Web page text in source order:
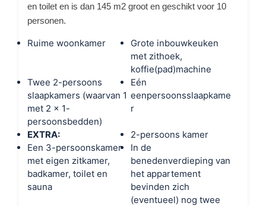
en toilet en is dan 145 m2 groot en geschikt voor 10
personen.
Ruime woonkamer
Grote inbouwkeuken
met zithoek,
koffie(pad)machine
Twee 2-persoons
slaapkamers (waarvan 1
met 2 x 1-
persoonsbedden)
Eén
eenpersoonsslaapkame
r
EXTRA:
2-persoons kamer
Een 3-persoonskamer
met eigen zitkamer,
badkamer, toilet en
sauna
In de
benedenverdieping van
het appartement
bevinden zich
(eventueel) nog twee